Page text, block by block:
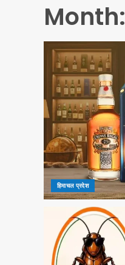
Month:
हिमाचल प्रदेश